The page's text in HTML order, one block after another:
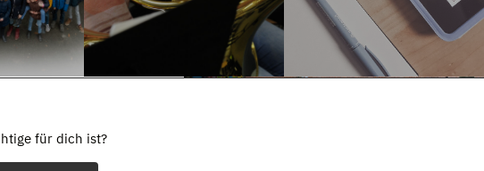
unten.
für dich ist?